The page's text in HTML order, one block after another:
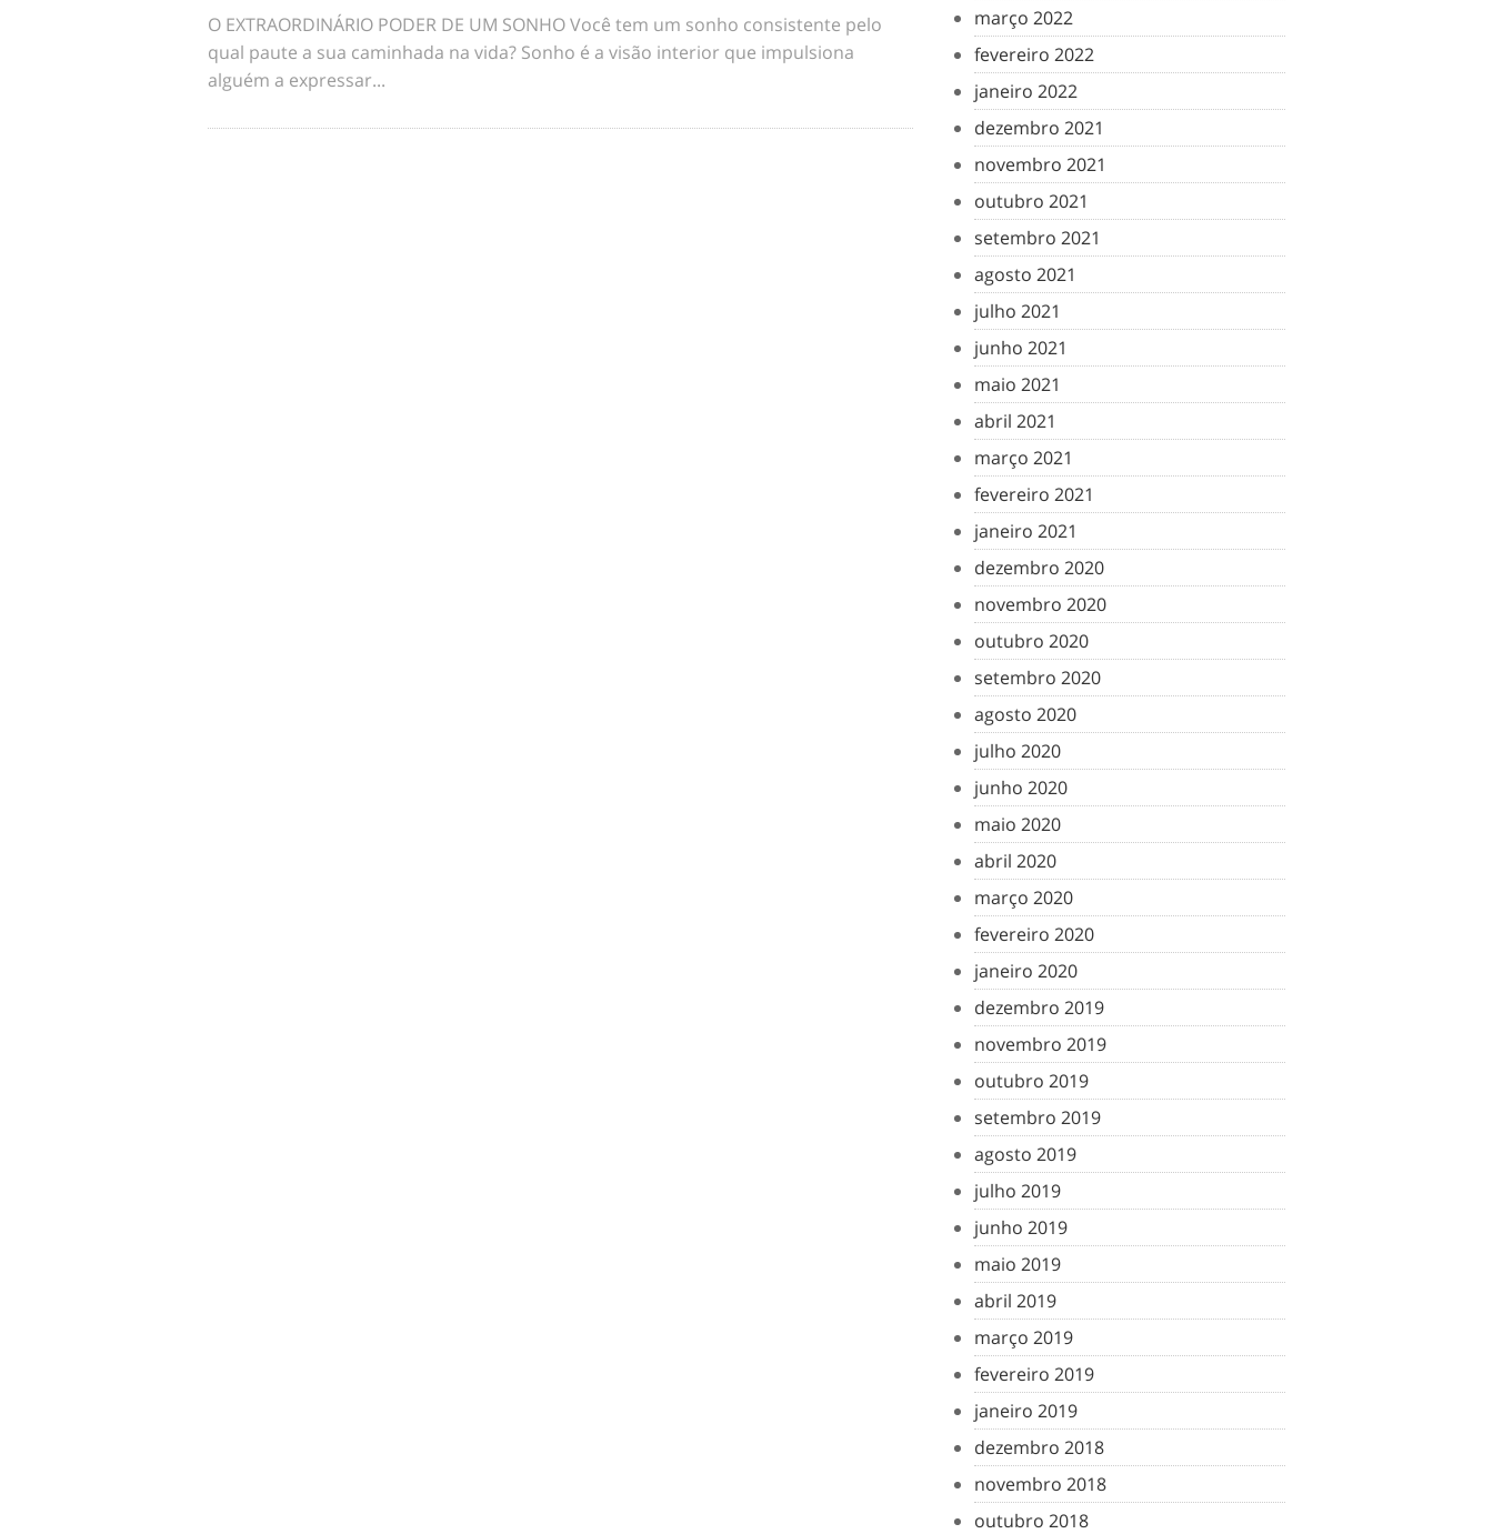
O EXTRAORDINÁRIO PODER DE UM SONHO Você tem um sonho consistente pelo
qual paute a sua caminhada na vida? Sonho é a visão interior que impulsiona
alguém a expressar...
março 2022
fevereiro 2022
janeiro 2022
dezembro 2021
novembro 2021
outubro 2021
setembro 2021
agosto 2021
julho 2021
junho 2021
maio 2021
abril 2021
março 2021
fevereiro 2021
janeiro 2021
dezembro 2020
novembro 2020
outubro 2020
setembro 2020
agosto 2020
julho 2020
junho 2020
maio 2020
abril 2020
março 2020
fevereiro 2020
janeiro 2020
dezembro 2019
novembro 2019
outubro 2019
setembro 2019
agosto 2019
julho 2019
junho 2019
maio 2019
abril 2019
março 2019
fevereiro 2019
janeiro 2019
dezembro 2018
novembro 2018
outubro 2018